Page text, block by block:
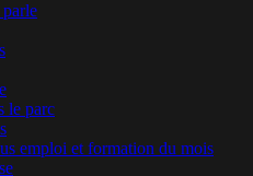
parle
le parc
emploi et formation du mois